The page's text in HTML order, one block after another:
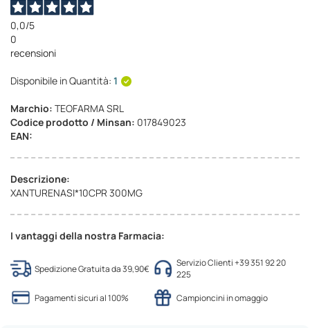
0,0/5
0
recensioni
Disponibile in Quantità: 1
Marchio: TEOFARMA SRL
Codice prodotto / Minsan: 017849023
EAN:
Descrizione:
XANTURENASI*10CPR 300MG
I vantaggi della nostra Farmacia:
Spedizione Gratuita da 39,90€
Servizio Clienti +39 351 92 20
225
Pagamenti sicuri al 100%
Campioncini in omaggio
immagini